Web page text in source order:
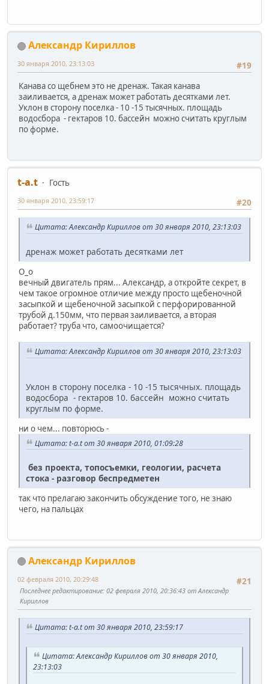
Александр Кириллов
#19
30 января 2010, 23:13:03
Канава со щебнем это не дренаж. Такая канава
заиливается, а дренаж может работать десятками лет.
Уклон в сторону поселка - 10 -15 тысячных. площадь
водосбора - гектаров 10. бассейн можно считать круглым
по форме.
t-a.t
Гость
#20
30 января 2010, 23:59:17
Цитата: Александр Кириллов от 30 января 2010, 23:13:03
дренаж может работать десятками лет
О_о
вечный двигатель прям... Александр, а откройте секрет, в
чем такое огромное отличие между просто щебеночной
засыпкой и щебеночной засыпкой с перфорированной
трубой д.150мм, что первая заиливается, а вторая
работает? труба что, самоочищается?
Цитата: Александр Кириллов от 30 января 2010, 23:13:03
Уклон в сторону поселка - 10 -15 тысячных. площадь
водосбора - гектаров 10. бассейн можно считать
круглым по форме.
ни о чем... повторюсь -
Цитата: t-a.t от 30 января 2010, 01:09:28
без проекта, топосъемки, геологии, расчета
стока - разговор беспредметен
так что прелагаю закончить обсуждение того, не знаю
чего, на пальцах
Александр Кириллов
#21
02 февраля 2010, 20:29:48
Последнее редактирование: 02 февраля 2010, 20:36:43 от Александр
Кириллов
Цитата: t-a.t от 30 января 2010, 23:59:17
Цитата: Александр Кириллов от 30 января 2010,
23:13:03